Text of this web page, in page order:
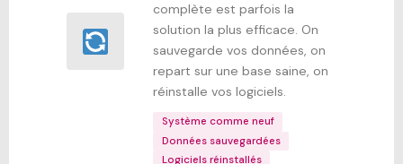
complète est parfois la
solution la plus efficace. On
sauvegarde vos données, on
repart sur une base saine, on
réinstalle vos logiciels.
Système comme neuf
Données sauvegardées
Logiciels réinstallés